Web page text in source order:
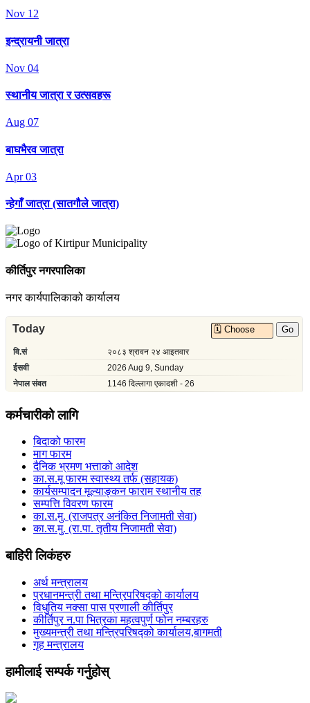
Nov 12
इन्द्रायनी जात्रा
Nov 04
स्थानीय जात्रा र उत्सवहरू
Aug 07
बाघभैरव जात्रा
Apr03
न्हेगाँ जात्रा (सातगौले जात्रा)
कीर्तिपुर नगरपालिका
नगर कार्यपालिकाको कार्यालय
कर्मचारीको लागि
बिदाको फारम
माग फारम
दैनिक भ्रमण भत्ताको आदेश
का.स.मू फारम स्वास्थ्य तर्फ (सहायक)
कार्यसम्पादन मूल्याङ्कन फाराम स्थानीय तह
सम्पत्ति विवरण फारम
का.स.मु. (राजपत्र अनंकित निजामती सेवा)
का.स.मु. (रा.पा. तृतीय निजामती सेवा)
बाहिरी लिकंहरु
अर्थ मन्त्रालय
प्रधानमन्त्री तथा मन्त्रिपरिषद्को कार्यालय
विधुतिय नक्सा पास प्रणाली कीर्तिपुर
कीर्तिपुर न.पा भित्रका महत्वपुर्ण फोन नम्बरहरु
मुख्यमन्त्री तथा मन्त्रिपरिषद्को कार्यालय,बागमती
गृह मन्त्रालय
हामीलाई सम्पर्क गर्नुहोस्